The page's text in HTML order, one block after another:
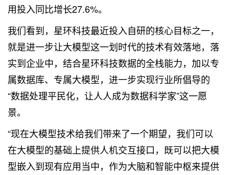
用投入同比增长27.6%。
我们看到，星环科技最近投入自研的核心目标之一，
就是进一步让大模型这一划时代的技术有效落地，落
实到企业中，结合星环科技数据的全栈能力，加以专
属数据库、专属大模型，进一步实现行业所倡导的
“数据处理平民化，让人人成为数据科学家”这一愿
景。
“现在大模型技术给我们带来了一个期望，我们可以
在大模型的基础上提供人机交互接口，既可以把大模
型嵌入到现有应用当中，作为大脑和智能中枢来提供